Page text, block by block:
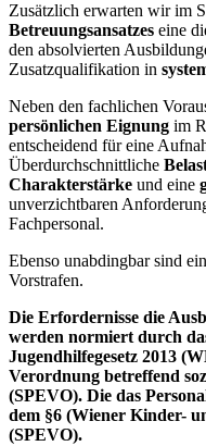
Zusätzlich erwarten wir im
Betreuungsansatzes eine
den absolvierten
Zusatzqualifikation in
Neben den fachlichen
persönlichen Eignung im
entscheidend für eine
Überdurchschnittliche
Charakterstärke und eine
unverzichtbaren
Fachpersonal.
Ebenso unabdingbar sind
Vorstrafen.
Die Erfordernisse die
werden normiert durch
Jugendhilfegesetz 2013
Verordnung betreffend
(SPEVO). Die das
dem §6 (Wiener Kinder-
(SPEVO).